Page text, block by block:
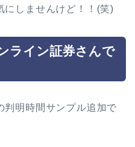
にしませんけど！！(笑)
ライン証券さんで
判明時間サンプル追加で